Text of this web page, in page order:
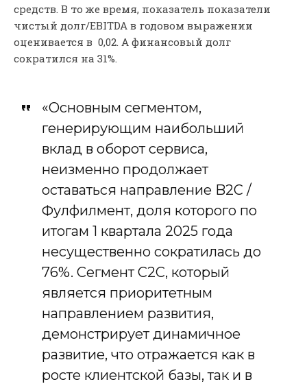
средств. В то же время, показатель показатели
чистый долг/EBITDA в годовом выражении
оценивается в 0,02. А финансовый долг
сократился на 31%.
«Основным сегментом,
генерирующим наибольший
вклад в оборот сервиса,
неизменно продолжает
оставаться направление B2C /
Фулфилмент, доля которого по
итогам 1 квартала 2025 года
несущественно сократилась до
76%. Сегмент С2С, который
является приоритетным
направлением развития,
демонстрирует динамичное
развитие, что отражается как в
росте клиентской базы, так и в